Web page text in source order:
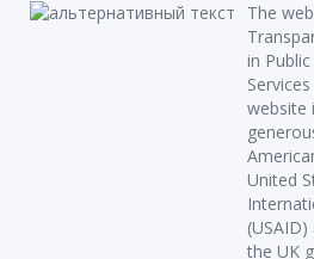
The
in
website
United
the UK